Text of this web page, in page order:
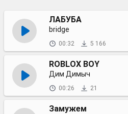
ЛАБУБА
bridge
00:32 5 166
ROBLOX BOY
Дим Димыч
00:26 21
Замужем